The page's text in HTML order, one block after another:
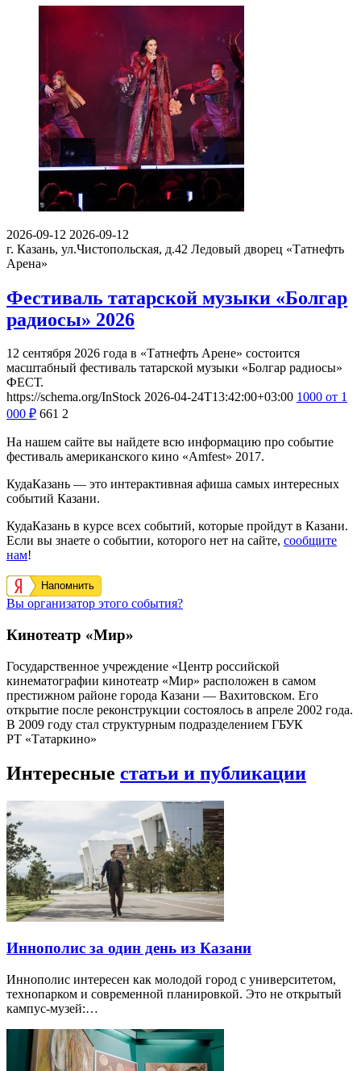
2026-09-12 2026-09-12
г. Казань, ул.Чистопольская, д.42 Ледовый дворец «Татнефть
Арена»
Фестиваль татарской музыки «Болгар
радиосы» 2026
12 сентября 2026 года в «Татнефть Арене» состоится
масштабный фестиваль татарской музыки «Болгар радиосы»
ФЕСТ.
https://schema.org/InStock 2026-04-24T13:42:00+03:00 1000 от 1
000 ₽ 661 2
На нашем сайте вы найдете всю информацию про событие
фестиваль американского кино «Amfest» 2017.
КудаКазань — это интерактивная афиша самых интересных
событий Казани.
КудаКазань в курсе всех событий, которые пройдут в Казани.
Если вы знаете о событии, которого нет на сайте, сообщите
нам!
Напомнить
Вы организатор этого события?
Кинотеатр «Мир»
Государственное учреждение «Центр российской
кинематографии кинотеатр «Мир» расположен в самом
престижном районе города Казани — Вахитовском. Его
открытие после реконструкции состоялось в апреле 2002 года.
В 2009 году стал структурным подразделением ГБУК
РТ «Татаркино»
Интересные статьи и публикации
Иннополис за один день из Казани
Иннополис интересен как молодой город с университетом,
технопарком и современной планировкой. Это не открытый
кампус-музей:…